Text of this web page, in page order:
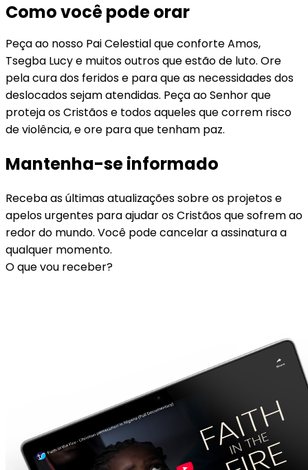
Como você pode orar
Peça ao nosso Pai Celestial que conforte Amos,
Tsegba Lucy e muitos outros que estão de luto. Ore
pela cura dos feridos e para que as necessidades dos
deslocados sejam atendidas. Peça ao Senhor que
proteja os Cristãos e todos aqueles que correm risco
de violência, e ore para que tenham paz.
Mantenha-se informado
Receba as últimas atualizações sobre os projetos e
apelos urgentes para ajudar os Cristãos que sofrem ao
redor do mundo. Você pode cancelar a assinatura a
qualquer momento.
O que vou receber?